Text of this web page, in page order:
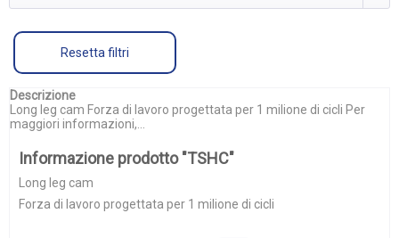
Resetta filtri
Descrizione
Long leg cam Forza di lavoro progettata per 1 milione di cicli Per
maggiori informazioni,...
Informazione prodotto "TSHC"
Long leg cam
Forza di lavoro progettata per 1 milione di cicli